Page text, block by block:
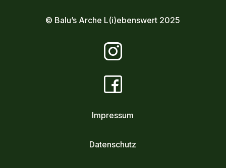
© Balu’s Arche L(i)ebenswert 2025
Impressum
Datenschutz